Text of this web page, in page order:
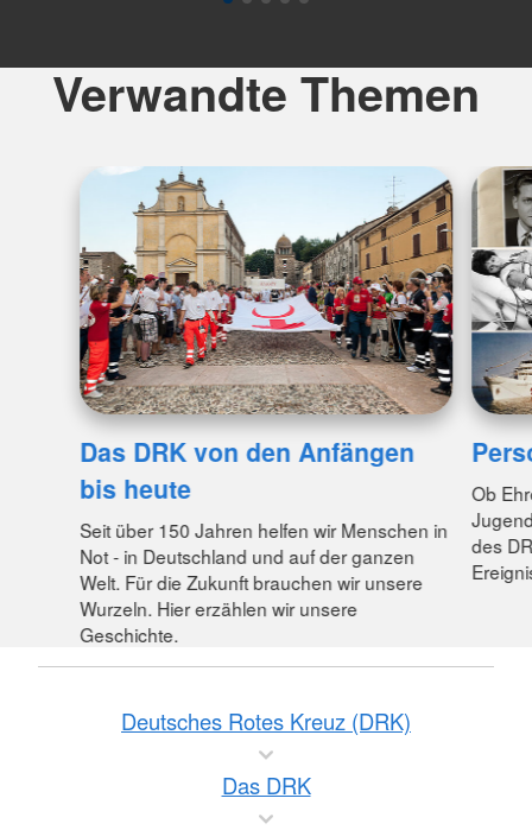
Verwandte Themen
Das DRK von den Anfängen
bis heute
Seit über 150 Jahren helfen wir Menschen in
Not - in Deutschland und auf der ganzen
Welt. Für die Zukunft brauchen wir unsere
Wurzeln. Hier erzählen wir unsere
Geschichte.
Ob
des
Deutsches Rotes Kreuz (DRK)
Das DRK